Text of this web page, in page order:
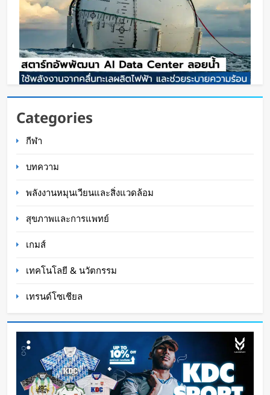
สตาร์ทอัพรัฐออริกอนพัฒนา AI Data Center ลอย
น้ำ ใช้พลังงานจากคลื่นทะเลผลิตไฟฟ้า และใช้น้ำ
ทะเลช่วยระบายความร้อน
Oat Content
Xiaomi เปิดตัว SUV พร้อมพื้นที่นอนชั้นบน รองรับผู้
โดยสารได้ 7 ที่นั่ง
WaWaW Content 2 วัน ago
Categories
กีฬา
บทความ
พลังงานหมุนเวียนและสิ่งแวดล้อม
สุขภาพและการแพทย์
เกมส์
เทคโนโลยี & นวัตกรรม
เทรนด์โซเชียล